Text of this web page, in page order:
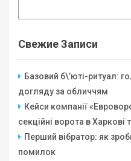
Свежие Записи
Базовий б\’юті-ритуал:
догляду за обличчям
Кейси компанії
секційні ворота в Харкові
Перший вібратор: як
помилок